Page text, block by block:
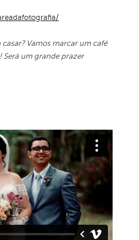
Vamos marcar um café
Será um grande prazer